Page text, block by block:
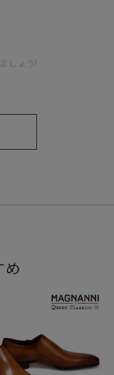
在感ある顔つきは、
しょう!
め